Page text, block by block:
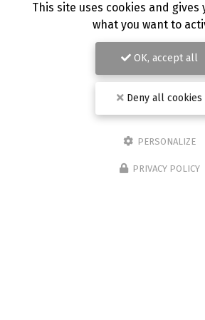
This site uses cookies and gives
what you want to
OK, accept all
Deny all cookies
PERSONALIZE
PRIVACY POLICY